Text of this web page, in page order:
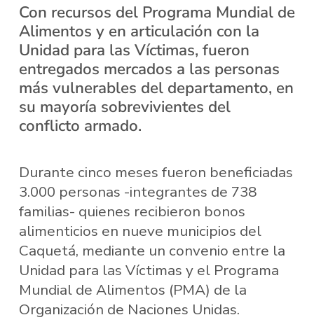
Con recursos del Programa Mundial de
Alimentos y en articulación con la
Unidad para las Víctimas, fueron
entregados mercados a las personas
más vulnerables del departamento, en
su mayoría sobrevivientes del
conflicto armado.
Durante cinco meses fueron beneficiadas
3.000 personas -integrantes de 738
familias- quienes recibieron bonos
alimenticios en nueve municipios del
Caquetá, mediante un convenio entre la
Unidad para las Víctimas y el Programa
Mundial de Alimentos (PMA) de la
Organización de Naciones Unidas.